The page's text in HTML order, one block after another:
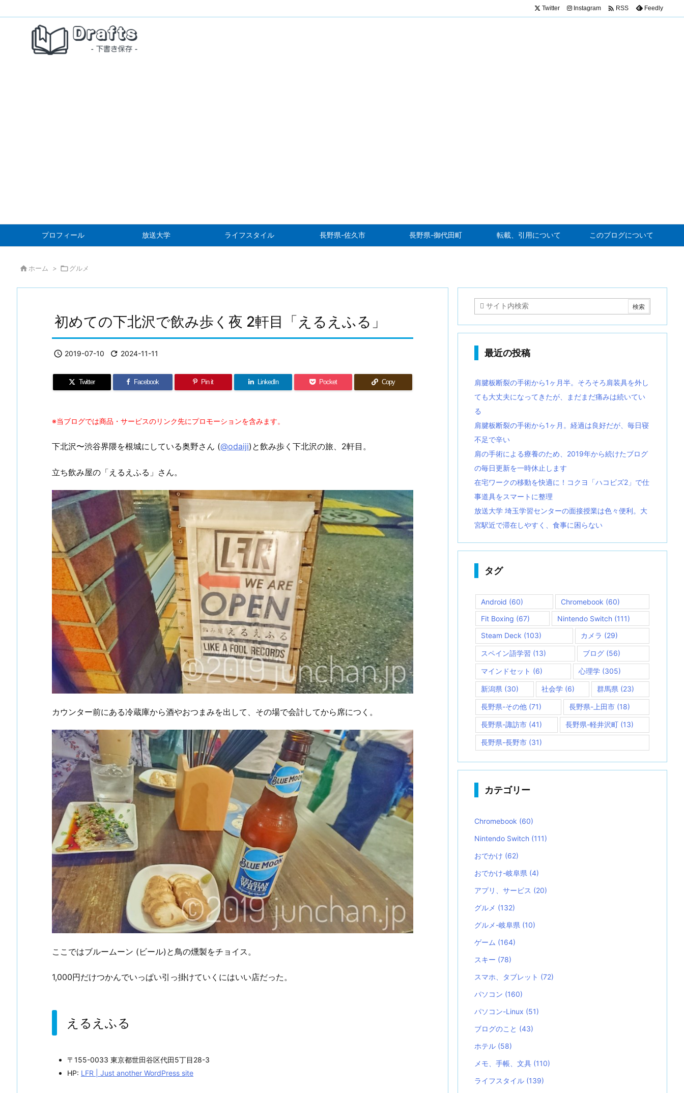
プロフィール 放送大学 ライフスタイル 長野県-佐久市 長野県-御代田町 転載、引用について このブログについて
Twitter Instagram  RSS Feedly
 ホーム > グルメ
初めての下北沢で飲み歩く夜 2軒目「えるえふる」
 2019-07-10  2024-11-11
Twitter Facebook Pin it LinkedIn Pocket Copy
※当ブログでは商品・サービスのリンク先にプロモーションを含みます。
下北沢〜渋谷界隈を根城にしている奥野さん (@odaiji)と飲み歩く下北沢の旅、2軒目。
立ち飲み屋の「えるえふる」さん。
カウンター前にある冷蔵庫から酒やおつまみを出して、その場で会計してから席につく。
ここではブルームーン (ビール)と鳥の燻製をチョイス。
1,000円だけつかんでいっぱい引っ掛けていくにはいい店だった。
えるえふる
〒155-0033 東京都世田谷区代田5丁目28-3
HP: LFR | Just another WordPress site
最近の投稿
肩腱板断裂の手術から1ヶ月半。そろそろ肩装具を外し
ても大丈夫になってきたが、まだまだ痛みは続いてい
る
肩腱板断裂の手術から1ヶ月。経過は良好だが、毎日寝
不足で辛い
肩の手術による療養のため、2019年から続けたブログ
の毎日更新を一時休止します
在宅ワークの移動を快適に！コクヨ「ハコビズ2」で仕
事道具をスマートに整理
放送大学 埼玉学習センターの面接授業は色々便利。大
宮駅近で滞在しやすく、食事に困らない
タグ
Android (60) Chromebook (60)
Fit Boxing (67) Nintendo Switch(111)
Steam Deck (103) カメラ (29)
スペイン語学習 (13) ブログ (56)
マインドセット (6) 心理学 (305)
新潟県 (30) 社会学(6) 群馬県 (23)
長野県-その他 (71) 長野県-上田市(18)
長野県-諏訪市 (41) 長野県-軽井沢町 (13)
長野県-長野市 (31)
カテゴリー
Chromebook (60)
Nintendo Switch (111)
おでかけ (62)
おでかけ-岐阜県 (4)
アプリ、サービス (20)
グルメ (132)
グルメ-岐阜県 (10)
ゲーム (164)
スキー (78)
スマホ、タブレット (72)
パソコン (160)
パソコン-Linux (51)
ブログのこと (43)
ホテル (58)
メモ、手帳、文具 (110)
ライフスタイル (139)